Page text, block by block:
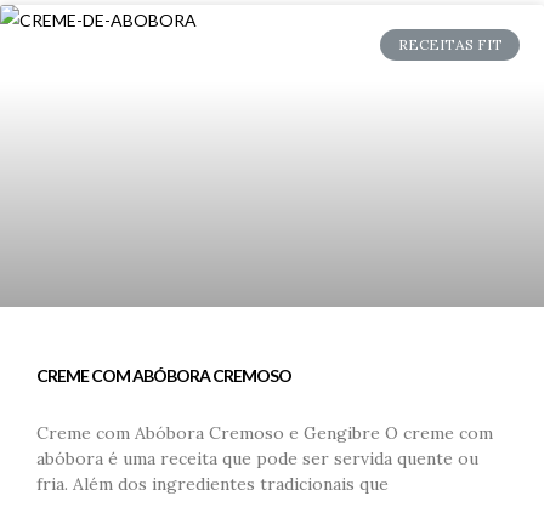
RECEITAS FIT
CREME COM ABÓBORA CREMOSO
Creme com Abóbora Cremoso e Gengibre O creme com
abóbora é uma receita que pode ser servida quente ou
fria. Além dos ingredientes tradicionais que